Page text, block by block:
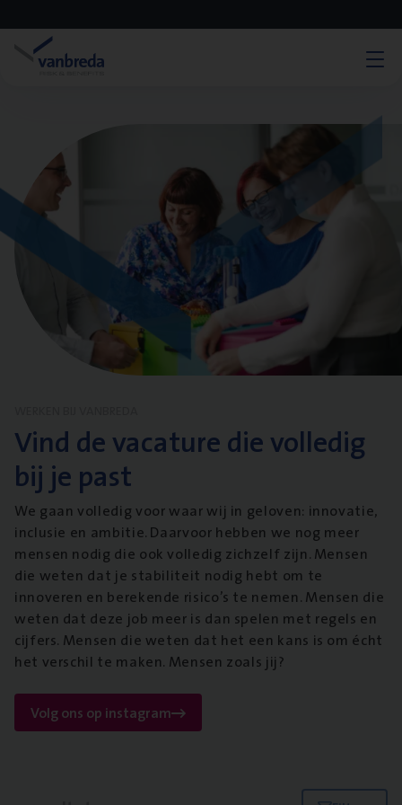
Vind de vacature die volledig
bij je past
We gaan volledig voor waar wij in geloven: innovatie,
inclusie en ambitie. Daarvoor hebben we nog meer
mensen nodig die ook volledig zichzelf zijn. Mensen
die weten dat je stabiliteit nodig hebt om te
innoveren en berekende risico’s te nemen. Mensen die
weten dat deze job meer is dan spelen met regels en
cijfers. Mensen die weten dat het een kans is om écht
het verschil te maken. Mensen zoals jij?
Volg ons op instagram